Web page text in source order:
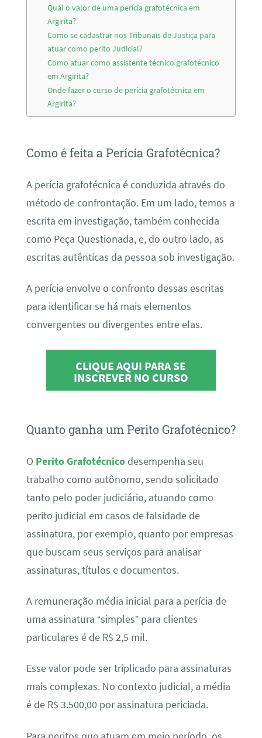
Qual o valor de uma perícia grafotécnica em
Argirita?
Como se cadastrar nos Tribunais de Justiça para
atuar como perito Judicial?
Como atuar como assistente técnico grafotécnico
em Argirita?
Onde fazer o curso de perícia grafotécnica em
Argirita?
Como é feita a Perícia Grafotécnica?
A perícia grafotécnica é conduzida através do
método de confrontação. Em um lado, temos a
escrita em investigação, também conhecida
como Peça Questionada, e, do outro lado, as
escritas autênticas da pessoa sob investigação.
A perícia envolve o confronto dessas escritas
para identificar se há mais elementos
convergentes ou divergentes entre elas.
CLIQUE AQUI PARA SE
INSCREVER NO CURSO
Quanto ganha um Perito Grafotécnico?
O Perito Grafotécnicodesempenha seu
trabalho como autônomo, sendo solicitado
tanto pelo poder judiciário, atuando como
perito judicial em casos de falsidade de
assinatura, por exemplo, quanto por empresas
que buscam seus serviços para analisar
assinaturas, títulos e documentos.
A remuneração média inicial para a perícia de
uma assinatura “simples” para clientes
particulares é de R$ 2,5 mil.
Esse valor pode ser triplicado para assinaturas
mais complexas. No contexto judicial, a média
é de R$ 3.500,00 por assinatura periciada.